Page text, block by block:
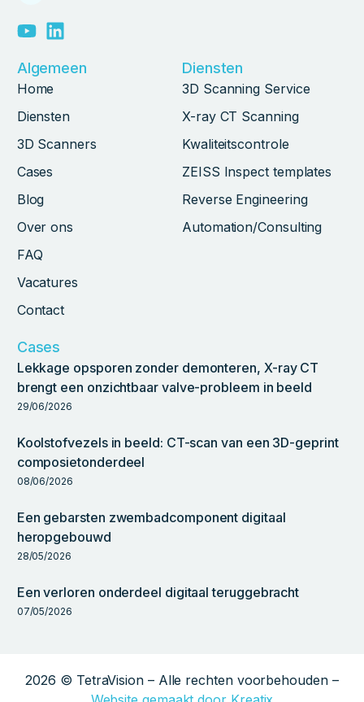
Algemeen
Home
Diensten
3D Scanners
Cases
Blog
Over ons
FAQ
Vacatures
Contact
Diensten
3D Scanning Service
X-ray CT Scanning
Kwaliteitscontrole
ZEISS Inspect templates
Reverse Engineering
Automation/Consulting
Cases
Lekkage opsporen zonder demonteren, X-ray CT
brengt een onzichtbaar valve-probleem in beeld
29/06/2026
Koolstofvezels in beeld: CT-scan van een 3D-geprint
composietonderdeel
08/06/2026
Een gebarsten zwembadcomponent digitaal
heropgebouwd
28/05/2026
Een verloren onderdeel digitaal teruggebracht
07/05/2026
2026 © TetraVision – Alle rechten voorbehouden –